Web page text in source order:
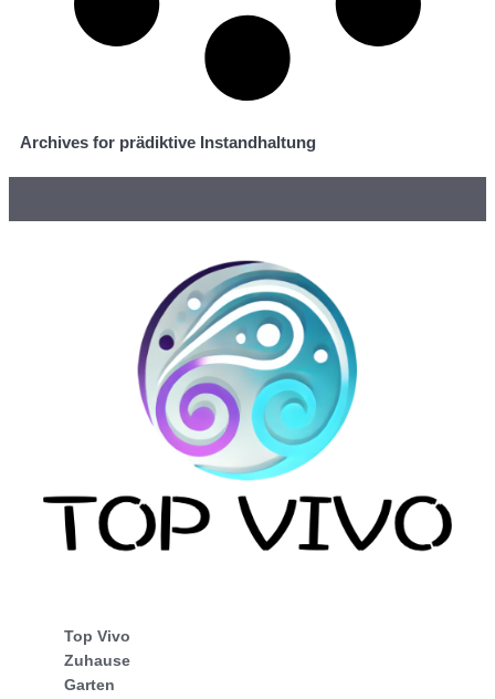
Archives for prädiktive Instandhaltung
Top Vivo
Zuhause
Garten